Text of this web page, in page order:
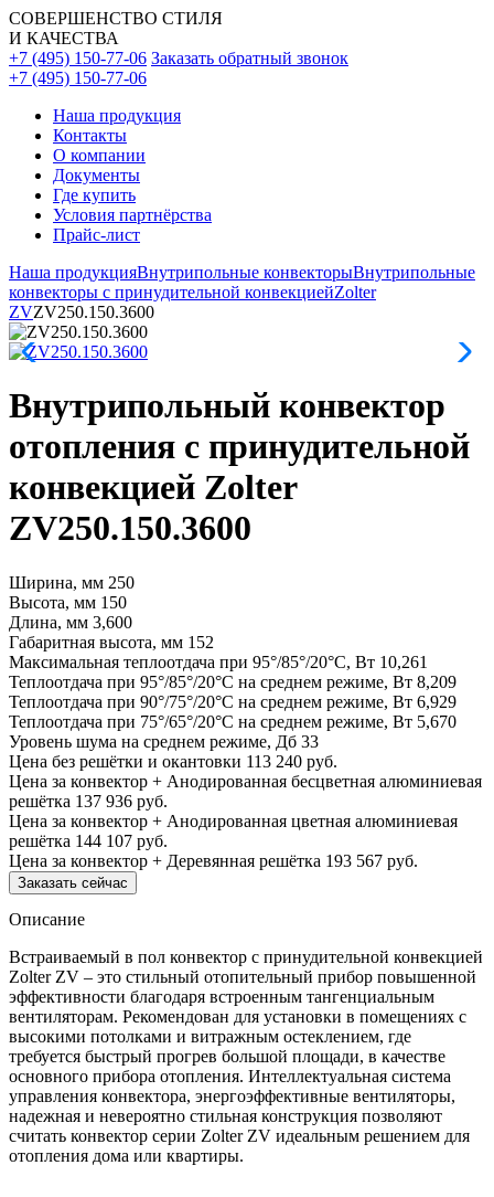
СОВЕРШЕНСТВО СТИЛЯ
И КАЧЕСТВА
+7 (495) 150-77-06 Заказать обратный звонок
+7 (495) 150-77-06
Наша продукция
Контакты
О компании
Документы
Где купить
Условия партнёрства
Прайс-лист
Наша продукцияВнутрипольные конвекторыВнутрипольные
конвекторы с принудительной конвекциейZolter
ZVZV250.150.3600
Внутрипольный конвектор
отопления с принудительной
конвекцией Zolter
ZV250.150.3600
Ширина, мм 250
Высота, мм 150
Длина, мм 3,600
Габаритная высота, мм 152
Максимальная теплоотдача при 95°/85°/20°С, Вт 10,261
Теплоотдача при 95°/85°/20°С на среднем режиме, Вт 8,209
Теплоотдача при 90°/75°/20°С на среднем режиме, Вт 6,929
Теплоотдача при 75°/65°/20°С на среднем режиме, Вт 5,670
Уровень шума на среднем режиме, Дб 33
Цена без решётки и окантовки 113 240 руб.
Цена за конвектор + Анодированная бесцветная алюминиевая
решётка 137 936 руб.
Цена за конвектор + Анодированная цветная алюминиевая
решётка 144 107 руб.
Цена за конвектор + Деревянная решётка 193 567 руб.
Заказать сейчас
Описание
Встраиваемый в пол конвектор с принудительной конвекцией
Zolter ZV – это стильный отопительный прибор повышенной
эффективности благодаря встроенным тангенциальным
вентиляторам. Рекомендован для установки в помещениях с
высокими потолками и витражным остеклением, где
требуется быстрый прогрев большой площади, в качестве
основного прибора отопления. Интеллектуальная система
управления конвектора, энергоэффективные вентиляторы,
надежная и невероятно стильная конструкция позволяют
считать конвектор серии Zolter ZV идеальным решением для
отопления дома или квартиры.